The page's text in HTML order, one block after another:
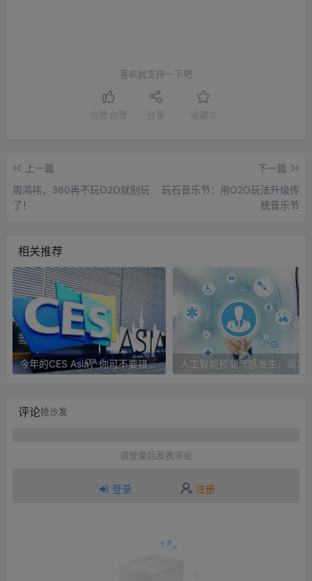
喜欢就支持一下吧
点赞 点赞 分享 收藏 0
上一篇
周鸿祎，360再不玩O2O就别玩
了！
下一篇
玩石音乐节：用O2O玩法升级传
统音乐节
相关推荐
今年的CES Asia，你可不要错过这些自动驾驶看点
评论抢沙发
请登录后发表评论
登录 注册